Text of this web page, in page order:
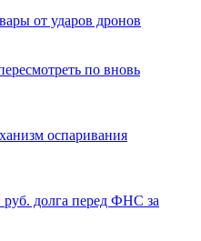
от ударов дронов
по вновь
оспаривания
руб. долга перед ФНС за